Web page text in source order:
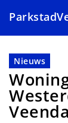
en
naar
de
inhoud
gaan
Nieuws